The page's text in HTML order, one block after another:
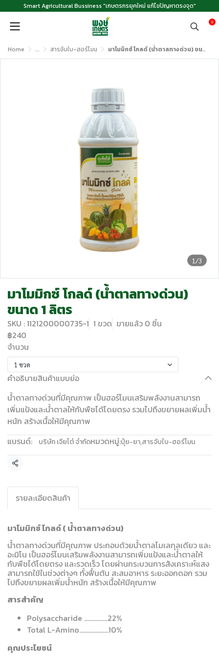
Smart Agricultural Bussiness "เกษตรกรยุคใหม่ แก้ไขปัญหาตรงจุด"
0
Home ... สารจับใบ-ฮอร์โมน มาโมมิกซ์ โกลด์ (น้ำตาลทางด่วน) ขนาด 1 ลิตร
1/3
มาโมมิกซ์ โกลด์ (น้ำตาลทางด่วน)
ขนาด 1 ลิตร
SKU : 1121200000735-1 1 ขวด ขายแล้ว 0 ชิ้น
฿240
จำนวน
1 ขวด
คำอธิบายสินค้าแบบย่อ
น้ำตาลทางด่วนที่มีคุณภาพ เป็นฮอร์โมนเสริมพลังงานสามารถ
เพิ่มแป้งและน้ำตาลให้กับพืชได้โดยตรง รวมไปถึงขยายผลเพิ่มน้ำ
หนัก สร้างเนื้อให้มีคุณภาพ
แบรนด์:
บริษัท เจียไต๋ จำกัดหมวดหมู่:ปุ๋ย-ยา,สารจับใบ-ฮอร์โมน
แชร์
รายละเอียดสินค้า
มาโมมิกซ์ โกลด์ ( น้ำตาลทางด่วน)
น้ำตาลทางด่วนที่มีคุณภาพ ประกอบด้วยน้ำตาลโมเลกุลเดียว และ
อะมิโน เป็นฮอร์โมนเสริมพลังงานสามารถเพิ่มแป้งและน้ำตาลให้
กับพืชได้โดยตรง และรวดเร็ว โดยผ่านกระบวนการสังเคราะห์แสง
สามารถใช้ในช่วงต่างๆ ทั้งฟื้นต้น สะสมอาหาร ระยะออกดอก รวม
ไปถึงขยายผลเพิ่มน้ำหนัก สร้างเนื้อให้มีคุณภาพ
สารสำคัญ
Polysaccharide ................22%
Total L-Amino....................10%
คุณประโยชน์